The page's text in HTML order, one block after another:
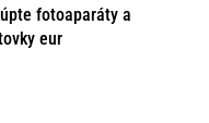
fotoaparáty a
eur